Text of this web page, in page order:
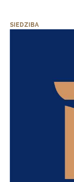
SIEDZIBA